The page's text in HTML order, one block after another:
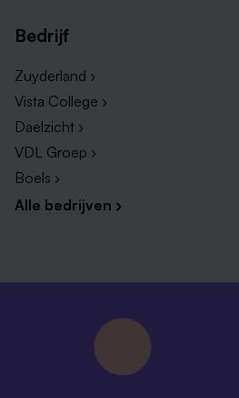
Bedrijf
Zuyderland ›
Vista College ›
Daelzicht ›
VDL Groep ›
Boels ›
Alle bedrijven ›